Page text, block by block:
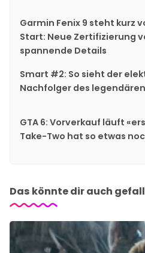
Garmin Fenix 9 steht kurz
Start: Neue Zertifizierung
spannende Details
Smart #2: So sieht der
Nachfolger des
GTA 6: Vorverkauf läuft
Take-Two hat so etwas
Das könnte dir auch